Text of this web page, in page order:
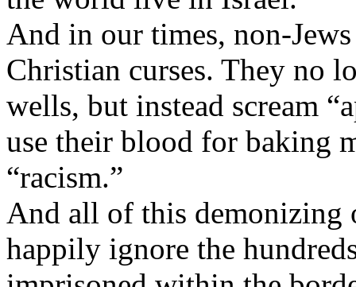
And in our times, non-Jews
Christian curses. They no
wells, but instead scream
use their blood for baking
“racism.”
And all of this demonizing
happily ignore the